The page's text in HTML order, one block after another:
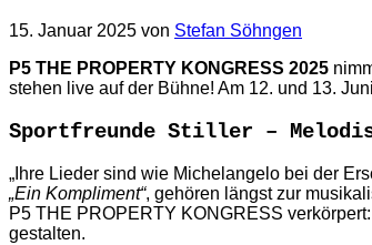
15. Januar 2025 von Stefan Söhngen
P5 THE PROPERTY KONGRESS 2025
stehen live auf der Bühne! Am 12. und 13.
Sportfreunde Stiller –
„Ihre Lieder sind wie Michelangelo bei der
„Ein Kompliment“, gehören längst zur
P5 THE PROPERTY KONGRESS
gestalten.